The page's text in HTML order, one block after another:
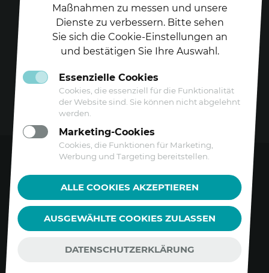
Folgen Sie uns auf
Barrierefreiheitserklärung
Impressum
Maßnahmen zu messen und unsere
Dienste zu verbessern. Bitte sehen
Sie sich die Cookie-Einstellungen an
und bestätigen Sie Ihre Auswahl.
Essenzielle Cookies
Cookies, die essenziell für die Funktionalität
der Website sind. Sie können nicht abgelehnt
werden.
Marketing-Cookies
Cookies, die Funktionen für Marketing,
Werbung und Targeting bereitstellen.
ALLE COOKIES AKZEPTIEREN
AUSGEWÄHLTE COOKIES ZULASSEN
DATENSCHUTZERKLÄRUNG